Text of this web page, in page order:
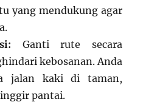
yang mendukung agar
Ganti rute secara
kebosanan. Anda
jalan kaki di taman,
pantai.